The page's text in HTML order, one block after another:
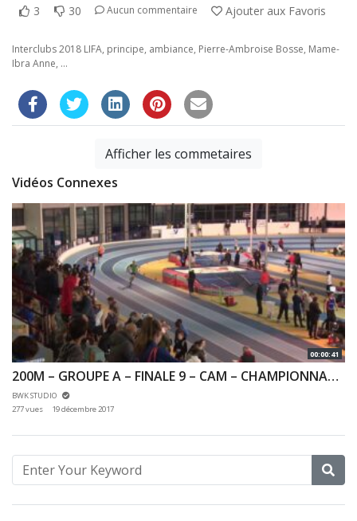
3 30 Aucun commentaire Ajouter aux Favoris
Interclubs 2018 LIFA, principe, ambiance, Pierre-Ambroise Bosse, Mame-
Ibra Anne, …
Afficher les commetaires
Vidéos Connexes
00:00:41
200M – GROUPE A – FINALE 9 – CAM – CHAMPIONNAT 92 & 78 INDOOR 03/12/2017 – EAUBONNE
BWK STUDIO
277 vues
19 décembre 2017